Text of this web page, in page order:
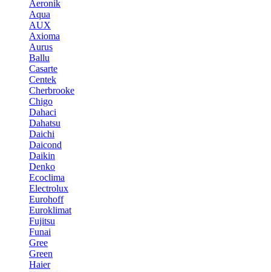
Aeronik
Aqua
AUX
Axioma
Aurus
Ballu
Casarte
Centek
Cherbrooke
Chigo
Dahaci
Dahatsu
Daichi
Daicond
Daikin
Denko
Ecoclima
Electrolux
Eurohoff
Euroklimat
Fujitsu
Funai
Gree
Green
Haier